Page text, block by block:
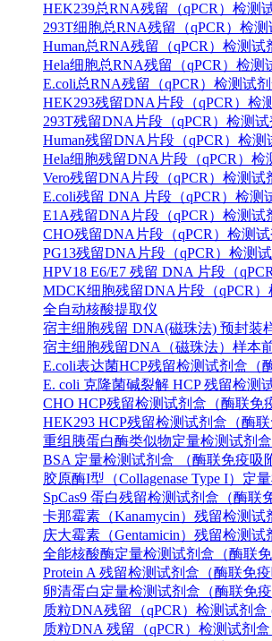
HEK239总RNA残留（qPCR）检测
293T细胞总RNA残留（qPCR）检测
Human总RNA残留（qPCR）检测试
Hela细胞总RNA残留（qPCR）检测
E.coli总RNA残留（qPCR）检测试
HEK293残留DNA片段（qPCR）检
293T残留DNA片段（qPCR）检测试
Human残留DNA片段（qPCR）检测
Hela细胞残留DNA片段（qPCR）检
Vero残留DNA片段（qPCR）检测试
E.coli残留 DNA 片段（qPCR）检测
E1A残留DNA片段（qPCR）检测试
CHO残留DNA片段（qPCR）检测
PG13残留DNA片段（qPCR）检测
HPV18 E6/E7 残留 DNA 片段（
MDCK细胞残留DNA片段（qPCR）
全自动核酸提取仪
宿主细胞残留 DNA(磁珠法) 预封装
宿主细胞残留DNA（磁珠法）样本
E.coli表达菌HCP残留检测试剂盒（
E. coli 克隆菌碱裂解 HCP 残留检测
CHO HCP残留检测试剂盒（酶联免
HEK293 HCP残留检测试剂盒（酶联
重组胰蛋白酶类似物定量检测试剂
BSA 定量检测试剂盒 （酶联免疫吸
胶原酶I型（Collagenase Type I）定
SpCas9 蛋白残留检测试剂盒（酶联
卡那霉素（Kanamycin）残留检测试
庆大霉素（Gentamicin）残留检测试
全能核酸酶定量检测试剂盒（酶联免
Protein A 残留检测试剂盒（酶联免疫
卵清蛋白定量检测试剂盒（酶联免疫
质粒DNA残留（qPCR）检测试剂盒
质粒DNA 残留（qPCR）检测试剂